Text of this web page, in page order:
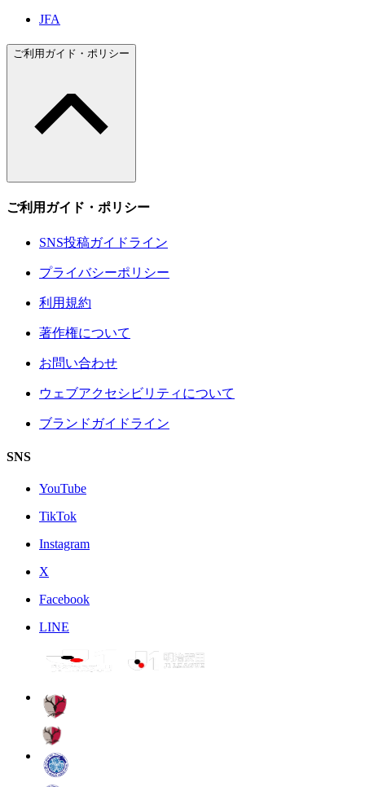
JFA
ご利用ガイド・ポリシー
ご利用ガイド・ポリシー
SNS投稿ガイドライン
プライバシーポリシー
利用規約
著作権について
お問い合わせ
ウェブアクセシビリティについて
ブランドガイドライン
SNS
YouTube
TikTok
Instagram
X
Facebook
LINE